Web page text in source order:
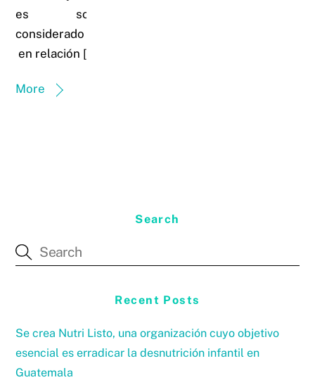
es solo
considerado
en relación […]
More
Search
Recent Posts
Se crea Nutri Listo, una organización cuyo objetivo
esencial es erradicar la desnutrición infantil en
Guatemala